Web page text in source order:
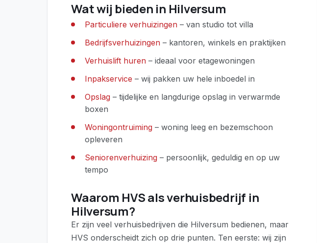
Wat wij bieden in Hilversum
Particuliere verhuizingen – van studio tot villa
Bedrijfsverhuizingen – kantoren, winkels en praktijken
Verhuislift huren – ideaal voor etagewoningen
Inpakservice – wij pakken uw hele inboedel in
Opslag – tijdelijke en langdurige opslag in verwarmde
boxen
Woningontruiming – woning leeg en bezemschoon
opleveren
Seniorenverhuizing – persoonlijk, geduldig en op uw
tempo
Waarom HVS als verhuisbedrijf in
Hilversum?
Er zijn veel verhuisbedrijven die Hilversum bedienen, maar
HVS onderscheidt zich op drie punten. Ten eerste: wij zijn